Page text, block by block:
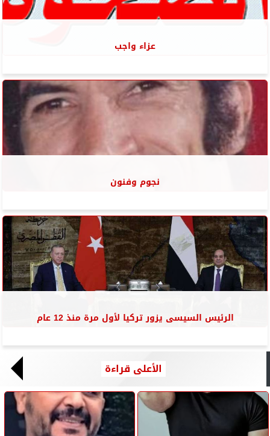
عزاء واجب
نجوم وفنون
الرئيس السيسى يزور تركيا لأول مرة منذ 12 عام
الأعلى قراءة